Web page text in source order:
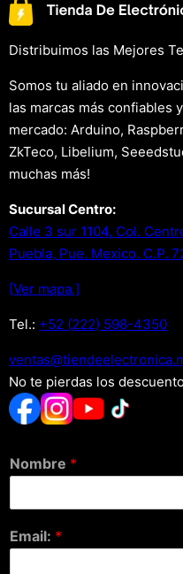
Distribuimos las Mejores
Somos tu aliado en
las marcas más confiables
mercado: Arduino,
ZkTeco, Libelium,
muchas más!
Sucursal Centro:
Calle 3 sur 1104, Col.
Puebla, Pue. Mexico. C.P.
[Ver mapa.]
Tel.: +52 (222) 598-4350
No te pierdas los
Nombre *
Email: *